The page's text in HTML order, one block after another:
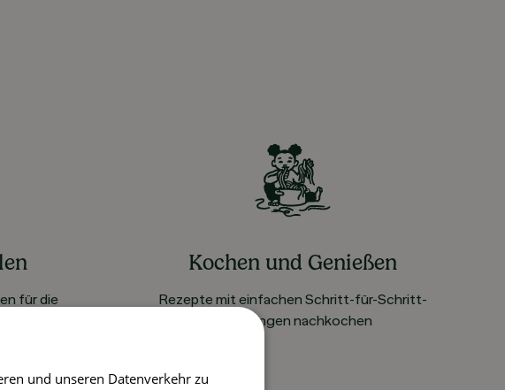
für die
Kochen und Genießen
Rezepte mit einfachen Schritt-für-Schritt-
Anleitungen nachkochen
und unseren Datenverkehr zu